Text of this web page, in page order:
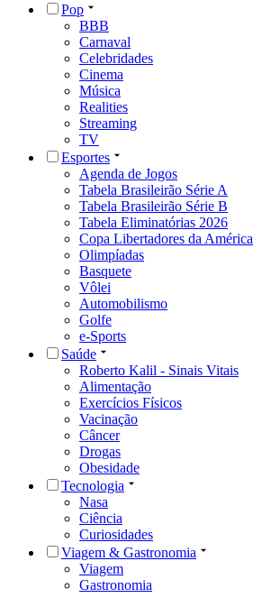
Pop
BBB
Carnaval
Celebridades
Cinema
Música
Realities
Streaming
TV
Esportes
Agenda de Jogos
Tabela Brasileirão Série A
Tabela Brasileirão Série B
Tabela Eliminatórias 2026
Copa Libertadores da América
Olimpíadas
Basquete
Vôlei
Automobilismo
Golfe
e-Sports
Saúde
Roberto Kalil - Sinais Vitais
Alimentação
Exercícios Físicos
Vacinação
Câncer
Drogas
Obesidade
Tecnologia
Nasa
Ciência
Curiosidades
Viagem & Gastronomia
Viagem
Gastronomia